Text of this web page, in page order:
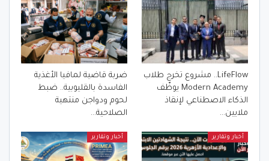
LifeFlow.. مشروع تخرج طلاب
Modern Academy يوظّف
الذكاء الاصطناعي لإنقاذ
ملايين…
ضربة قاضية لمافيا الأغذية
الفاسدة بالقليوبية.. ضبط
لحوم ودواجن منتهية
الصلاحية…
أخبار وتقارير أخبار وتقارير